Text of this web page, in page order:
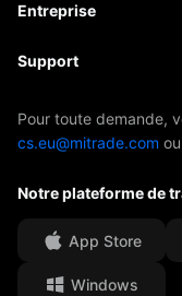
Principes de base
EBook
Entreprise
À propos de Mitrade
Nos distinctions
Centre média
Opportunités de
Documents juridiques
Support
Centre d'aide
FAQ
Pour toute demande,
cs.eu@mitrade.com
Notre plateforme de
App Store
Windows